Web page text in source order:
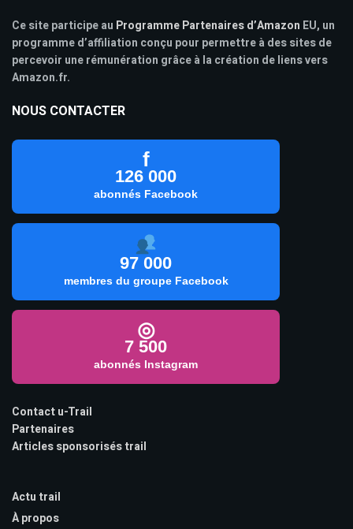
Ce site participe au Programme Partenaires d’Amazon EU, un
programme d’affiliation conçu pour permettre à des sites de
percevoir une rémunération grâce à la création de liens vers
Amazon.fr.
NOUS CONTACTER
f
126 000
abonnés Facebook
97 000
membres du groupe Facebook
◎
7 500
abonnés Instagram
Contact u-Trail
Partenaires
Articles sponsorisés trail
Actu trail
À propos